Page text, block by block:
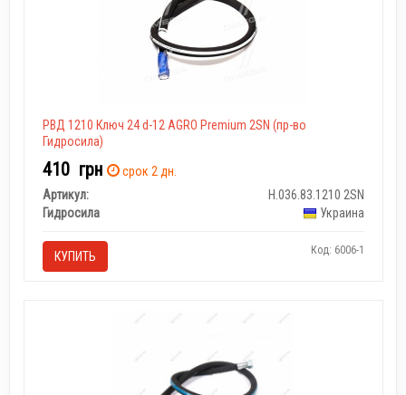
РВД 1210 Ключ 24 d-12 AGRO Premium 2SN (пр-во
Гидросила)
410 грн
срок 2 дн.
Артикул:
Н.036.83.1210 2SN
Гидросила
Украина
КУПИТЬ Код: 6006-1